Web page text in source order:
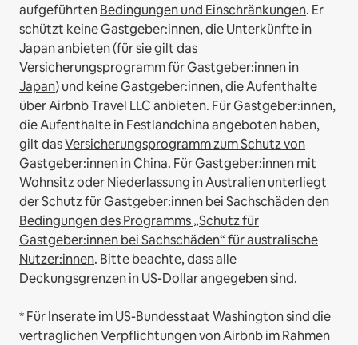
aufgeführtenBedingungen und Einschränkungen. Er
schützt keine Gastgeber:innen, die Unterkünfte in
Japan anbieten (für sie gilt das
Versicherungsprogramm für Gastgeber:innen in
Japan) und keine Gastgeber:innen, die Aufenthalte
über Airbnb Travel LLC anbieten. Für Gastgeber:innen,
die Aufenthalte in Festlandchina angeboten haben,
gilt dasVersicherungsprogramm zum Schutz von
Gastgeber:innen in China. Für Gastgeber:innen mit
Wohnsitz oder Niederlassung in Australien unterliegt
der Schutz für Gastgeber:innen bei Sachschäden den
Bedingungen des Programms „Schutz für
Gastgeber:innen bei Sachschäden“ für australische
Nutzer:innen. Bitte beachte, dass alle
Deckungsgrenzen in US-Dollar angegeben sind.
* Für Inserate im US-Bundesstaat Washington sind die
vertraglichen Verpflichtungen von Airbnb im Rahmen